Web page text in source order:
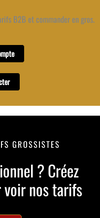
B2B et commander en gros.
GROSSISTES
? Créez
nos tarifs